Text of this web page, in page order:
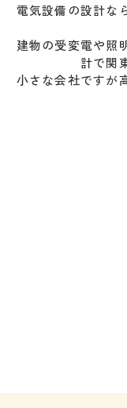
電気設備の設計な
建物の受変電や照
計で関
小さな会社ですが